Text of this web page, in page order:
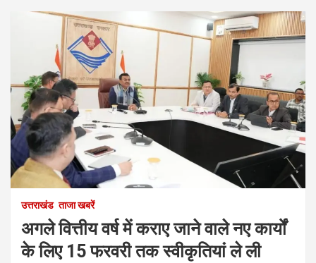
उत्तराखंड ताजा खबरें
अगले वित्तीय वर्ष में कराए जाने वाले नए कार्यों
के लिए 15 फरवरी तक स्वीकृतियां ले ली